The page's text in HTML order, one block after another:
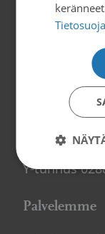
Yhteystiedot
Satakunnan
Yrjönkatu 2 (2
28100 PORI
02 6305
Y-tunnus
Palvelemme